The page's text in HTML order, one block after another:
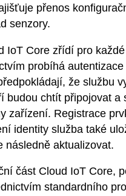
přenos
senzory.
IoT Core zřídí pro
probíhá
že službu
budou chtít připojovat a
zařízení. Registrace
identity služba také
následně aktualizovat.
část Cloud IoT Core,
standardního